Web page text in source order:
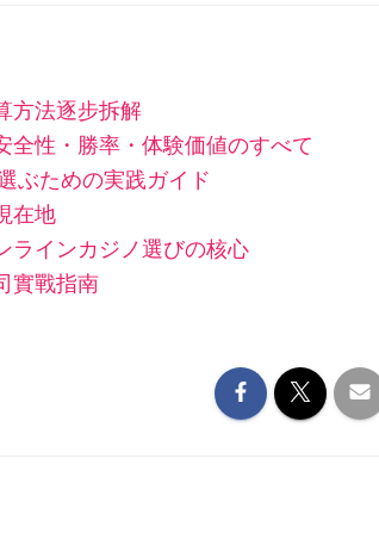
方法逐步拆解
全性・勝率・体験価値のすべて
ぶための実践ガイド
在地
ラインカジノ選びの核心
實戰指南